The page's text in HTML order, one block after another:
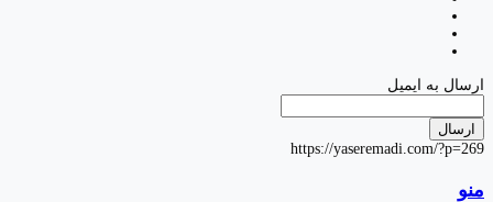
ارسال به ایمیل
ارسال
https://yaseremadi.com/?p=269
منو